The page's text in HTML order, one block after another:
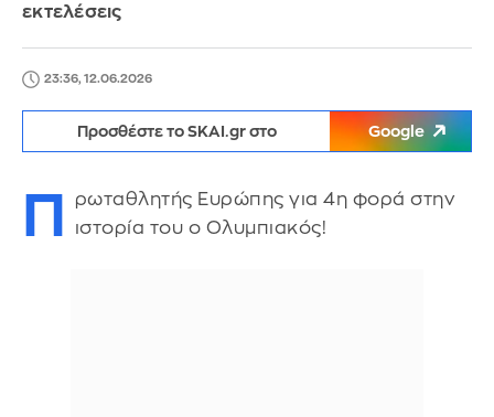
εκτελέσεις
23:36, 12.06.2026
Προσθέστε το SKAI.gr στο Google
Π
ρωταθλητής Ευρώπης για 4η φορά στην
ιστορία του ο Ολυμπιακός!